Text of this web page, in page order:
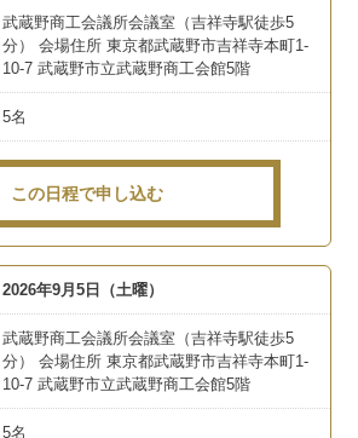
武蔵野商工会議所会議室（吉祥寺駅徒歩5
分） 会場住所 東京都武蔵野市吉祥寺本町1-
10-7 武蔵野市立武蔵野商工会館5階
5名
この日程で申し込む
2026年9月5日（土曜）
武蔵野商工会議所会議室（吉祥寺駅徒歩5
分） 会場住所 東京都武蔵野市吉祥寺本町1-
10-7 武蔵野市立武蔵野商工会館5階
5名